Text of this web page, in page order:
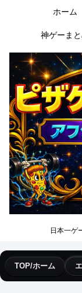
日本一ゲ
ホーム
神ゲーま
TOP/ホーム